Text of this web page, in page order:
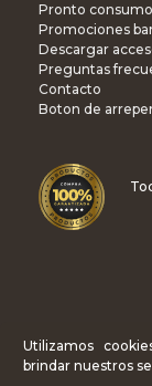
Pronto consumo
Promociones
Descargar
Preguntas
Contacto
Boton de
Utilizamos
brindar nuestros